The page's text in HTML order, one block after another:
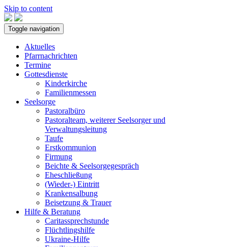
Skip to content
Toggle navigation
Aktuelles
Pfarrnachrichten
Termine
Gottesdienste
Kinderkirche
Familienmessen
Seelsorge
Pastoralbüro
Pastoralteam, weiterer Seelsorger und
Verwaltungsleitung
Taufe
Erstkommunion
Firmung
Beichte & Seelsorgegespräch
Eheschließung
(Wieder-) Eintritt
Krankensalbung
Beisetzung & Trauer
Hilfe & Beratung
Caritassprechstunde
Flüchtlingshilfe
Ukraine-Hilfe